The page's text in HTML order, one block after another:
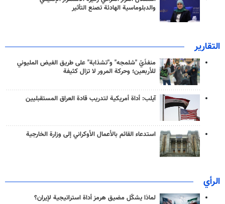
والدبلوماسية الهادئة تصنع التأثير
التقارير
منفذَيّ "شلمجه" و"تشذابة" على طريق الفيض المليوني
للأربعين؛ وحركة المرور لا تزال كثيفة
آيلب: أداة أمريكية لتدريب قادة العراق المستقبليين
استدعاء القائم بالأعمال الأوكراني إلى وزارة الخارجية
الرأي
لماذا يشكّل مضيق هرمز أداة استراتيجية لإيران؟